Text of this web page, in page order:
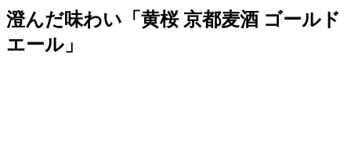
澄んだ味わい「黄桜 京都麦酒 ゴールド
エール」